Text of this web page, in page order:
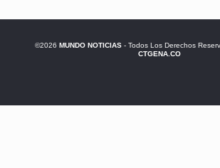
©2026 MUNDO NOTICIAS- Todos Los Derechos
CTGENA.CO